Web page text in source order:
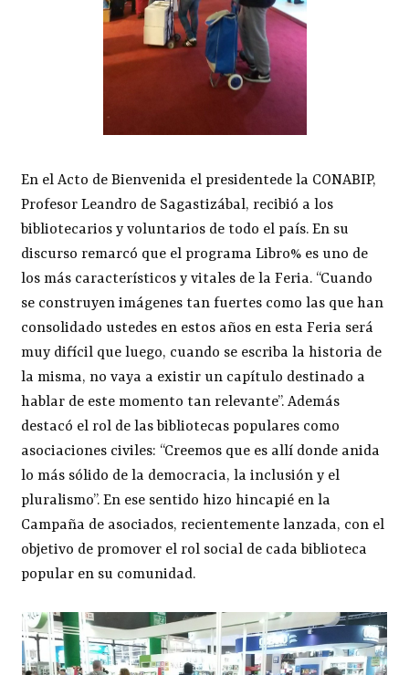
En el Acto de Bienvenida el presidentede la CONABIP,
Profesor Leandro de Sagastizábal, recibió a los
bibliotecarios y voluntarios de todo el país. En su
discurso remarcó que el programa Libro% es uno de
los más característicos y vitales de la Feria. “Cuando
se construyen imágenes tan fuertes como las que han
consolidado ustedes en estos años en esta Feria será
muy difícil que luego, cuando se escriba la historia de
la misma, no vaya a existir un capítulo destinado a
hablar de este momento tan relevante”. Además
destacó el rol de las bibliotecas populares como
asociaciones civiles: “Creemos que es allí donde anida
lo más sólido de la democracia, la inclusión y el
pluralismo”. En ese sentido hizo hincapié en la
Campaña de asociados, recientemente lanzada, con el
objetivo de promover el rol social de cada biblioteca
popular en su comunidad.